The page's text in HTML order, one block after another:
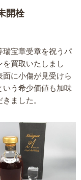
開栓
瑞宝章受章を祝うパ
買取いたしまし
に小傷が見受けら
いう希少価値も加味
ました。